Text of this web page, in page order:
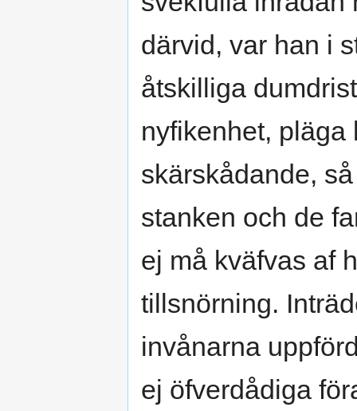
därvid, var han i
åtskilliga
nyfikenhet, pläga
skärskådande,
stanken och de
ej må kväfvas af
tillsnörning.
invånarna
ej öfverdådiga